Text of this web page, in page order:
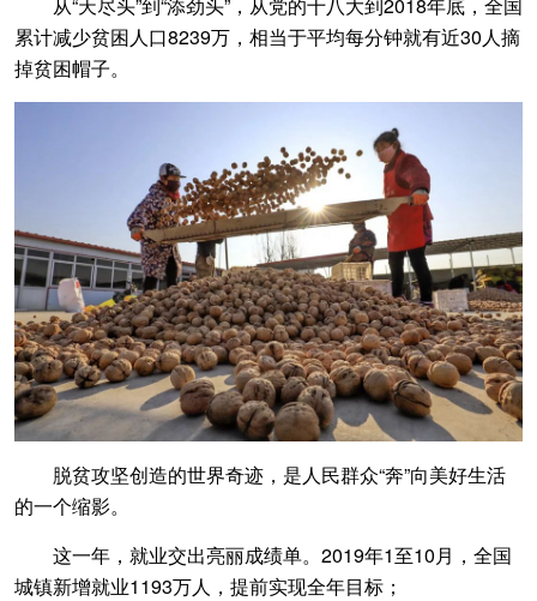
累计减少贫困人口8239万，相当于平均每分钟就有近30人摘
掉贫困帽子。
脱贫攻坚创造的世界奇迹，是人民群众“奔”向美好生活
的一个缩影。
这一年，就业交出亮丽成绩单。2019年1至10月，全国
城镇新增就业1193万人，提前实现全年目标；